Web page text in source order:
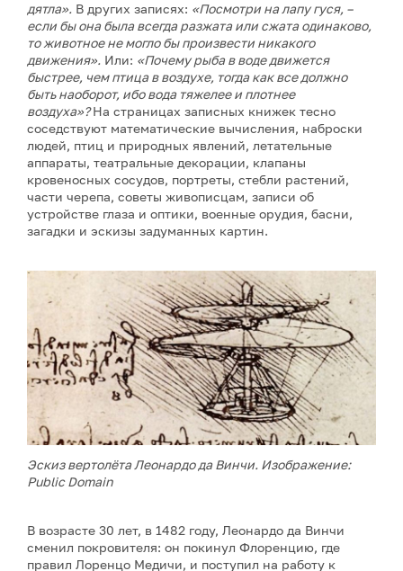
дятла». В других записях: «Посмотри на лапу гуся, –
если бы она была всегда разжата или сжата одинаково,
то животное не могло бы произвести никакого
движения». Или: «Почему рыба в воде движется
быстрее, чем птица в воздухе, тогда как все должно
быть наоборот, ибо вода тяжелее и плотнее
воздуха»?На страницах записных книжек тесно
соседствуют математические вычисления, наброски
людей, птиц и природных явлений, летательные
аппараты, театральные декорации, клапаны
кровеносных сосудов, портреты, стебли растений,
части черепа, советы живописцам, записи об
устройстве глаза и оптики, военные орудия, басни,
загадки и эскизы задуманных картин.
Эскиз вертолёта Леонардо да Винчи. Изображение:
Public Domain
В возрасте 30 лет, в 1482 году, Леонардо да Винчи
сменил покровителя: он покинул Флоренцию, где
правил Лоренцо Медичи, и поступил на работу к